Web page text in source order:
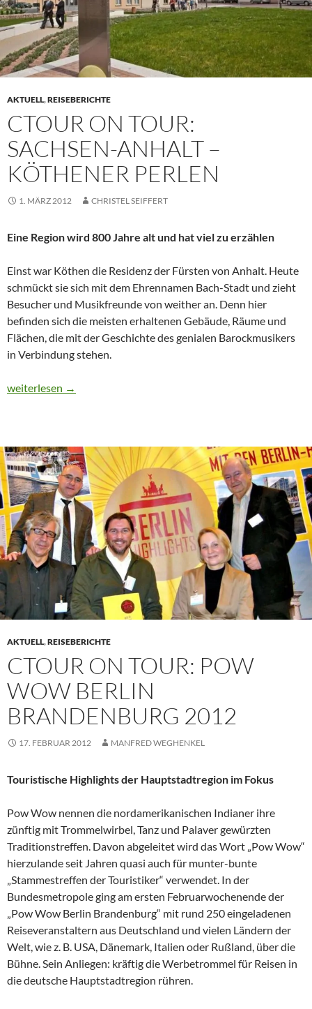
AKTUELL,REISEBERICHTE
CTOUR ON TOUR:
SACHSEN-ANHALT –
KÖTHENER PERLEN
1. MÄRZ 2012 CHRISTEL SEIFFERT
Eine Region wird 800 Jahre alt und hat viel zu erzählen
Einst war Köthen die Residenz der Fürsten von Anhalt. Heute
schmückt sie sich mit dem Ehrennamen Bach-Stadt und zieht
Besucher und Musikfreunde von weither an. Denn hier
befinden sich die meisten erhaltenen Gebäude, Räume und
Flächen, die mit der Geschichte des genialen Barockmusikers
in Verbindung stehen.
CTour on Tour: Sachsen-Anhalt – Köthener Perlen
weiterlesen →
AKTUELL,REISEBERICHTE
CTOUR ON TOUR: POW
WOW BERLIN
BRANDENBURG 2012
17. FEBRUAR 2012 MANFRED WEGHENKEL
Touristische Highlights der Hauptstadtregion im Fokus
Pow Wow nennen die nordamerikanischen Indianer ihre
zünftig mit Trommelwirbel, Tanz und Palaver gewürzten
Traditionstreffen. Davon abgeleitet wird das Wort „Pow Wow“
hierzulande seit Jahren quasi auch für munter-bunte
„Stammestreffen der Touristiker“ verwendet. In der
Bundesmetropole ging am ersten Februarwochenende der
„Pow Wow Berlin Brandenburg“ mit rund 250 eingeladenen
Reiseveranstaltern aus Deutschland und vielen Ländern der
Welt, wie z. B. USA, Dänemark, Italien oder Rußland, über die
Bühne. Sein Anliegen: kräftig die Werbetrommel für Reisen in
die deutsche Hauptstadtregion rühren.